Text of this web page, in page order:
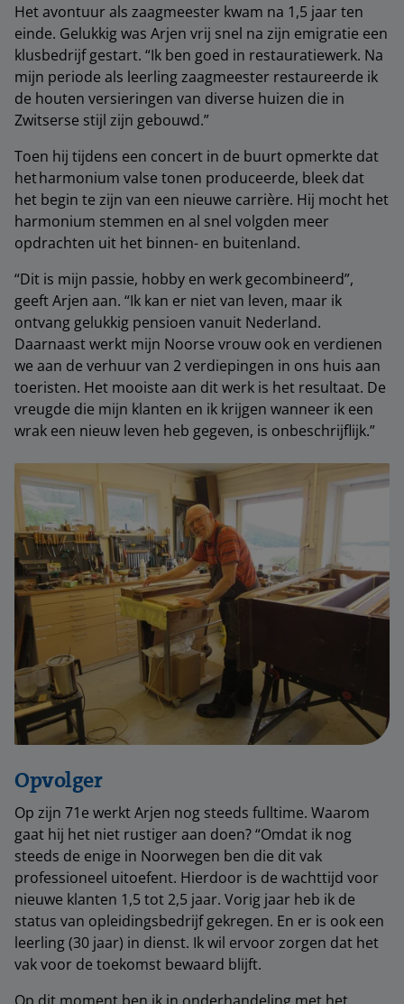
Het avontuur als zaagmeester kwam na 1,5 jaar ten
einde. Gelukkig was Arjen vrij snel na zijn emigratie een
klusbedrijf gestart. “Ik ben goed in restauratiewerk. Na
mijn periode als leerling zaagmeester restaureerde ik
de houten versieringen van diverse huizen die in
Zwitserse stijl zijn gebouwd.”
Toen hij tijdens een concert in de buurt opmerkte dat
het harmonium valse tonen produceerde, bleek dat
het begin te zijn van een nieuwe carrière. Hij mocht het
harmonium stemmen en al snel volgden meer
opdrachten uit het binnen- en buitenland.
“Dit is mijn passie, hobby en werk gecombineerd”,
geeft Arjen aan. “Ik kan er niet van leven, maar ik
ontvang gelukkig pensioen vanuit Nederland.
Daarnaast werkt mijn Noorse vrouw ook en verdienen
we aan de verhuur van 2 verdiepingen in ons huis aan
toeristen. Het mooiste aan dit werk is het resultaat. De
vreugde die mijn klanten en ik krijgen wanneer ik een
wrak een nieuw leven heb gegeven, is onbeschrijflijk.”
Opvolger
Op zijn 71e werkt Arjen nog steeds fulltime. Waarom
gaat hij het niet rustiger aan doen? “Omdat ik nog
steeds de enige in Noorwegen ben die dit vak
professioneel uitoefent. Hierdoor is de wachttijd voor
nieuwe klanten 1,5 tot 2,5 jaar. Vorig jaar heb ik de
status van opleidingsbedrijf gekregen. En er is ook een
leerling (30 jaar) in dienst. Ik wil ervoor zorgen dat het
vak voor de toekomst bewaard blijft.
Op dit moment ben ik in onderhandeling met het